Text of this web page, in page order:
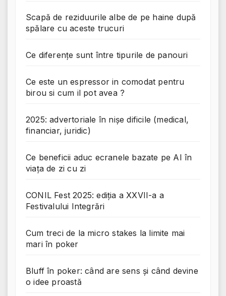
Scapă de reziduurile albe de pe haine după
spălare cu aceste trucuri
Ce diferențe sunt între tipurile de panouri
Ce este un espressor in comodat pentru
birou si cum il pot avea ?
2025: advertoriale în nișe dificile (medical,
financiar, juridic)
Ce beneficii aduc ecranele bazate pe AI în
viața de zi cu zi
CONIL Fest 2025: ediția a XXVII-a a
Festivalului Integrări
Cum treci de la micro stakes la limite mai
mari în poker
Bluff în poker: când are sens și când devine
o idee proastă